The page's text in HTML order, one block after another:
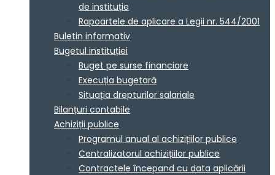
de instituție
Rapoartele de aplicare a Legii nr. 544/2001
Buletin informativ
Bugetul instituției
Buget pe surse financiare
Execuția bugetară
Situația drepturilor salariale
Bilanțuri contabile
Achiziții publice
Programul anual al achizițiilor publice
Centralizatorul achizițiilor publice
Contractele începand cu data aplicării